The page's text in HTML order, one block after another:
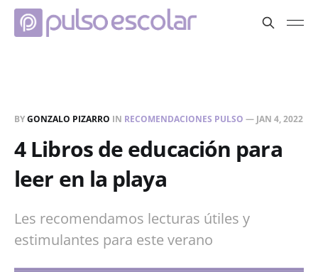
BYGONZALO PIZARRO IN RECOMENDACIONES PULSO — JAN 4, 2022
4 Libros de educación para
leer en la playa
Les recomendamos lecturas útiles y
estimulantes para este verano